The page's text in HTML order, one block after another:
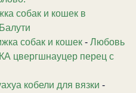
собак и кошек в
собак и кошек - Любовь
цвергшнауцер перец с
кобели для вязки -